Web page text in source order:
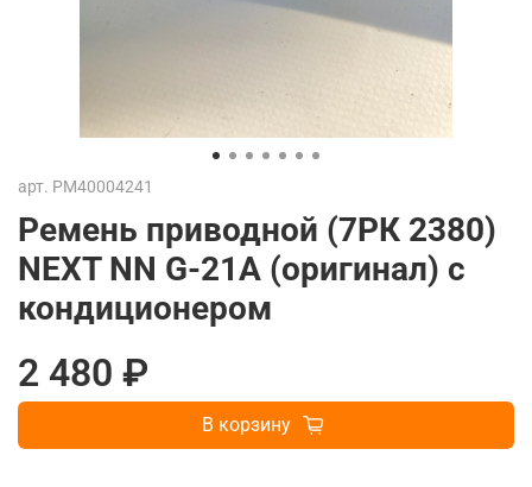
арт. PM40004241
Ремень приводной (7РК 2380)
NEXT NN G-21A (оригинал) с
кондиционером
2 480 ₽
В корзину